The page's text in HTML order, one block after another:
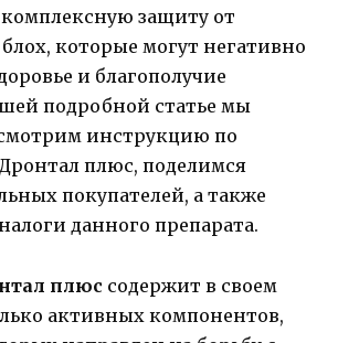
комплексную защиту от
которые могут негативно
и благополучие
подробной статье мы
инструкцию по
плюс, поделимся
покупателей, а также
данного препарата.
плюс содержит в своем
активных компонентов,